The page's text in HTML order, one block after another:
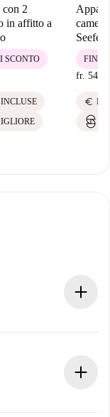
con 2
in affitto a
SCONTO
fr. 5450
FINO
euro